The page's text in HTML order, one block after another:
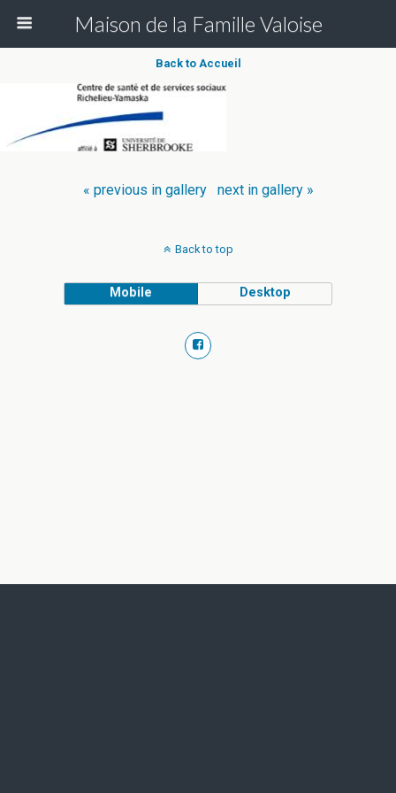
Maison de la Famille Valoise
Back to Accueil
« previous in gallery next in gallery »
Back to top
Mobile Desktop